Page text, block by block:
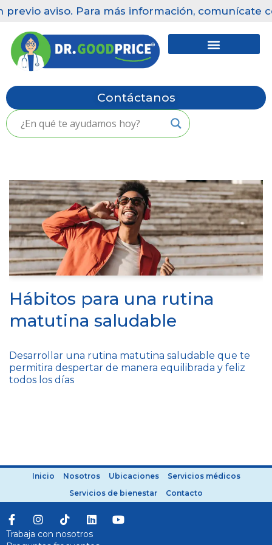
Saltar
al
contenido
aviso. Para más información, comunícate
Contáctanos
Hábitos para una rutina
matutina saludable
Desarrollar una rutina matutina saludable que te
permitira despertar de manera equilibrada y feliz
todos los días
Inicio Nosotros Ubicaciones
Servicios médicos
Servicios de bienestar
Contacto
Trabaja con nosotros